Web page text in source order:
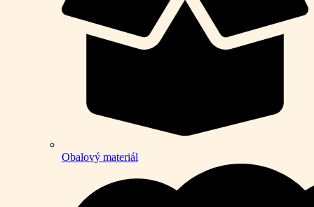
Obalový materiál